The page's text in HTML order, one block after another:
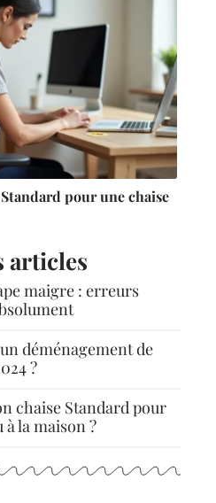
pour une chaise
articles
maigre : erreurs
déménagement de
?
chaise Standard pour
à la maison ?